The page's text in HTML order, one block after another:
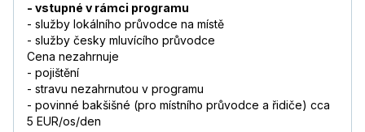
- vstupné v rámci programu
- služby lokálního průvodce na místě
- služby česky mluvícího průvodce
Cena nezahrnuje
- pojištění
- stravu nezahrnutou v programu
- povinné bakšišné (pro místního průvodce a řidiče) cca
5 EUR/os/den